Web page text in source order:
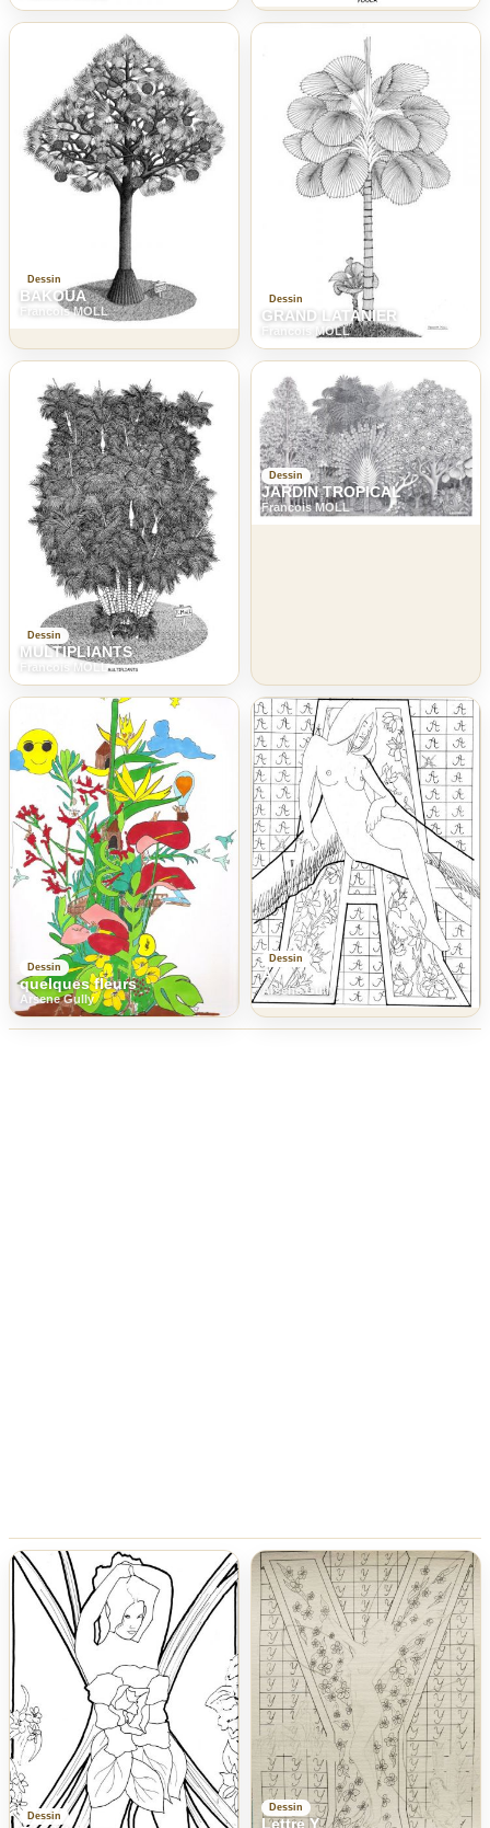
Dessin
BAKOUA
Francois MOLL
Dessin
GRAND LATANIER
Francois MOLL
Dessin
MULTIPLIANTS
Francois MOLL
Dessin
JARDIN TROPICAL
Francois MOLL
Dessin
quelques fleurs
Arsene Gully
Dessin
A
Arsene Gully
Dessin
Dessin
Lettre Y